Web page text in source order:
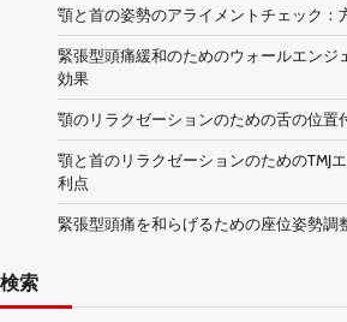
顎と首の姿勢のアライメントチェック：
緊張型頭痛緩和のためのウォールエンジ
効果
顎のリラクゼーションのための舌の位置
顎と首のリラクゼーションのためのTMJ
利点
緊張型頭痛を和らげるための座位姿勢調
検索